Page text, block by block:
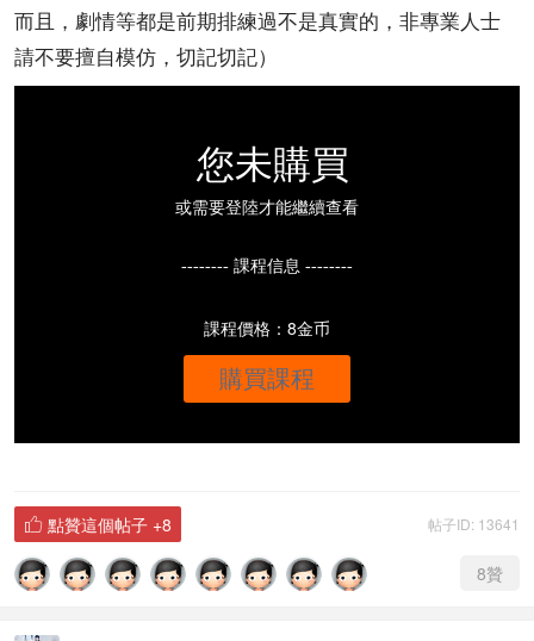
而且，劇情等都是前期排練過不是真實的，非專業人士
請不要擅自模仿，切記切記）
您未購買
或需要登陸才能繼續查看
-------- 課程信息 --------
課程價格：8金币
購買課程
帖子ID: 13641
 點贊這個帖子 +8
8贊